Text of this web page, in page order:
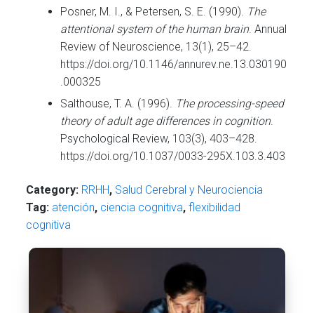
Posner, M. I., & Petersen, S. E. (1990).
The
attentional system of the human brain. Annual
Review of Neuroscience, 13(1), 25–42.
https://doi.org/10.1146/annurev.ne.13.030190
.000325
Salthouse, T. A. (1996). The processing-speed
theory of adult age differences in cognition.
Psychological Review, 103(3), 403–428.
https://doi.org/10.1037/0033-295X.103.3.403
Category: RRHH, Salud Cerebral y Neurociencia
Tag: atención, ciencia cognitiva,flexibilidad
cognitiva